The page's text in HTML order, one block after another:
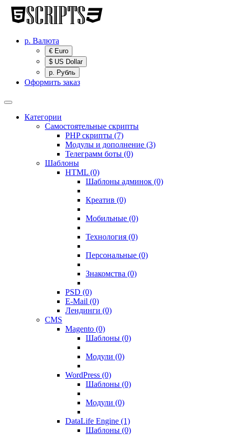
р. Валюта
€ Euro
$ US Dollar
р. Рубль
Оформить заказ
Категории
Самостоятельные скрипты
PHP скрипты (7)
Модулы и дополнение (3)
Телеграмм боты (0)
Шаблоны
HTML (0)
Шаблоны админок (0)
Креатив (0)
Мобильные (0)
Технология (0)
Персональные (0)
Знакомства (0)
PSD (0)
E-Mail (0)
Лендинги (0)
CMS
Magento (0)
Шаблоны (0)
Модули (0)
WordPress (0)
Шаблоны (0)
Модули (0)
DataLife Engine (1)
Шаблоны (0)